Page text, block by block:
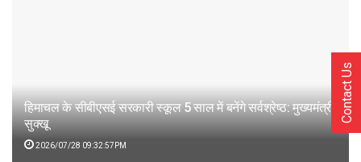
हिमाचल के सीबीएसई सरकारी स्कूल 5 साल में बनेंगे सर्वश्रेष्ठ: मुख्यमंत्री
सुक्खू
2026/07/28 09:32:57PM
Contact Us